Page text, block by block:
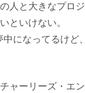
人と大きなプロ
といけない。
中になってるけど
ャーリーズ・エ